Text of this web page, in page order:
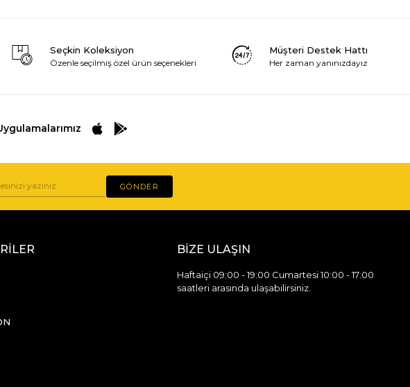
Seçkin Koleksiyon
Özenle seçilmiş özel ürün seçenekleri
Müşteri Destek Hattı
Her zaman yanınızdayız
GÖNDER
BİZE ULAŞIN
Haftaiçi 09:00 - 19:00 Cumartesi 10:00 - 17:00
saatleri arasında ulaşabilirsiniz.